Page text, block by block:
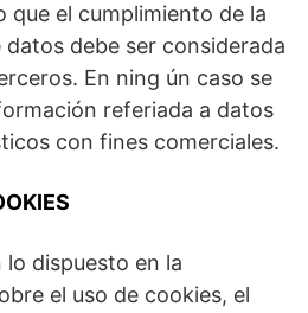
que el cumplimiento de la
debe ser considerada
En ning ún caso se
referiada a datos
con fines comerciales.
dispuesto en la
el uso de cookies, el